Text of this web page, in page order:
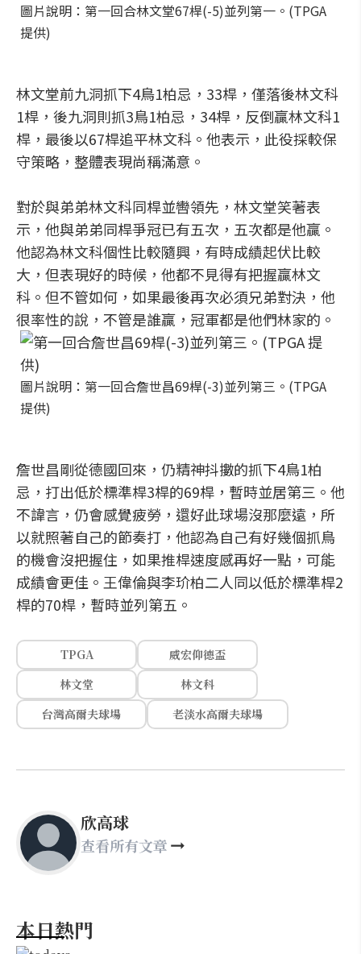
圖片說明：第一回合林文堂67桿(-5)並列第一。(TPGA
提供)
林文堂前九洞抓下4鳥1柏忌，33桿，僅落後林文科
1桿，後九洞則抓3鳥1柏忌，34桿，反倒贏林文科1
桿，最後以67桿追平林文科。他表示，此役採較保
守策略，整體表現尚稱滿意。
對於與弟弟林文科同桿並轡領先，林文堂笑著表
示，他與弟弟同桿爭冠已有五次，五次都是他贏。
他認為林文科個性比較隨興，有時成績起伏比較
大，但表現好的時候，他都不見得有把握贏林文
科。但不管如何，如果最後再次必須兄弟對決，他
很率性的說，不管是誰贏，冠軍都是他們林家的。
圖片說明：第一回合詹世昌69桿(-3)並列第三。(TPGA
提供)
詹世昌剛從德國回來，仍精神抖擻的抓下4鳥1柏
忌，打出低於標準桿3桿的69桿，暫時並居第三。他
不諱言，仍會感覺疲勞，還好此球場沒那麼遠，所
以就照著自己的節奏打，他認為自己有好幾個抓鳥
的機會沒把握住，如果推桿速度感再好一點，可能
成績會更佳。王偉倫與李玠柏二人同以低於標準桿2
桿的70桿，暫時並列第五。
TPGA
威宏仰德盃
林文堂
林文科
台灣高爾夫球場
老淡水高爾夫球場
欣高球
查看所有文章
本日熱門